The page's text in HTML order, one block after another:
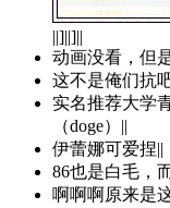
||]||]||
动画没看，但
这不是俺们抗
实名推荐大学
（doge）||
伊蕾娜可爱捏||
86也是白毛，
啊啊啊原来是